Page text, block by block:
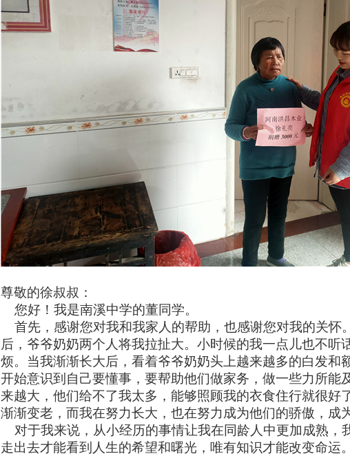
尊敬的徐叔叔：
您好！我是南溪中学的董同学。
首先，感谢您对我和我家人的帮助，也感谢您对我的关怀
后，爷爷奶奶两个人将我拉扯大。小时候的我一点儿也不听
烦。当我渐渐长大后，看着爷爷奶奶头上越来越多的白发和
开始意识到自己要懂事，要帮助他们做家务，做一些力所能
来越大，他们给不了我太多，能够照顾我的衣食住行就很好
渐渐变老，而我在努力长大，也在努力成为他们的骄傲，成
对于我来说，从小经历的事情让我在同龄人中更加成熟，
走出去才能看到人生的希望和曙光，唯有知识才能改变命运